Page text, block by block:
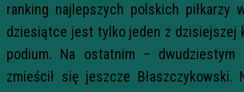
ranking najlepszych polskich piłkarzy
dziesiątce jest tylko jeden z dzisiejszej
podium. Na ostatnim –
zmieścił się jeszcze Błaszczykowski.